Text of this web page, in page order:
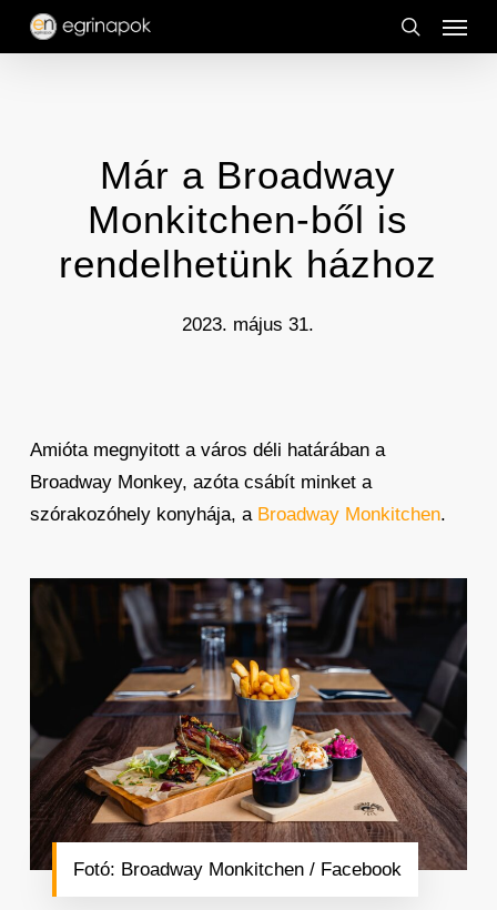
Skip
search
Menu
Már a Broadway
Monkitchen-ből is
rendelhetünk házhoz
2023. május 31.
Amióta megnyitott a város déli határában a
Broadway Monkey, azóta csábít minket a
szórakozóhely konyhája, a Broadway Monkitchen.
Fotó: Broadway Monkitchen / Facebook